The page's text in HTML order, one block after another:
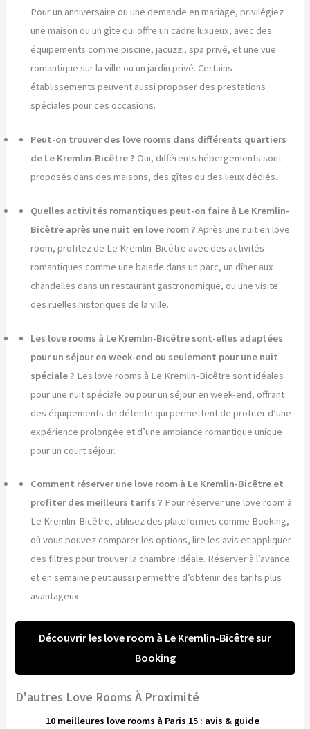
Pour un anniversaire ou une demande en mariage, privilégiez
une maison ou un gîte qui offre un cadre luxueux, avec des
équipements comme piscine, jacuzzi, spa privé, et une vue
romantique sur la ville ou un jardin privé. Certains
établissements peuvent aussi proposer des prestations
spéciales pour ces occasions.
Peut-on trouver des love rooms dans différents quartiers
de Le Kremlin-Bicêtre ? Oui, différents hébergements sont
proposés dans des maisons, des gîtes ou des lieux dédiés.
Quelles activités romantiques peut-on faire à Le Kremlin-
Bicêtre après une nuit en love room ? Après une nuit en love
room, profitez de Le Kremlin-Bicêtre avec des activités
romantiques comme une balade dans un parc, un dîner aux
chandelles dans un restaurant gastronomique, ou une visite
des ruelles historiques de la ville.
Les love rooms à Le Kremlin-Bicêtre sont-elles adaptées
pour un séjour en week-end ou seulement pour une nuit
spéciale ? Les love rooms à Le Kremlin-Bicêtre sont idéales
pour une nuit spéciale ou pour un séjour en week-end, offrant
des équipements de détente qui permettent de profiter d’une
expérience prolongée et d’une ambiance romantique unique
pour un court séjour.
Comment réserver une love room à Le Kremlin-Bicêtre et
profiter des meilleurs tarifs ? Pour réserver une love room à
Le Kremlin-Bicêtre, utilisez des plateformes comme Booking,
où vous pouvez comparer les options, lire les avis et appliquer
des filtres pour trouver la chambre idéale. Réserver à l’avance
et en semaine peut aussi permettre d’obtenir des tarifs plus
avantageux.
Découvrir les love room à Le Kremlin-Bicêtre sur
Booking
D'autres Love Rooms À Proximité
10 meilleures love rooms à Paris 15 : avis & guide